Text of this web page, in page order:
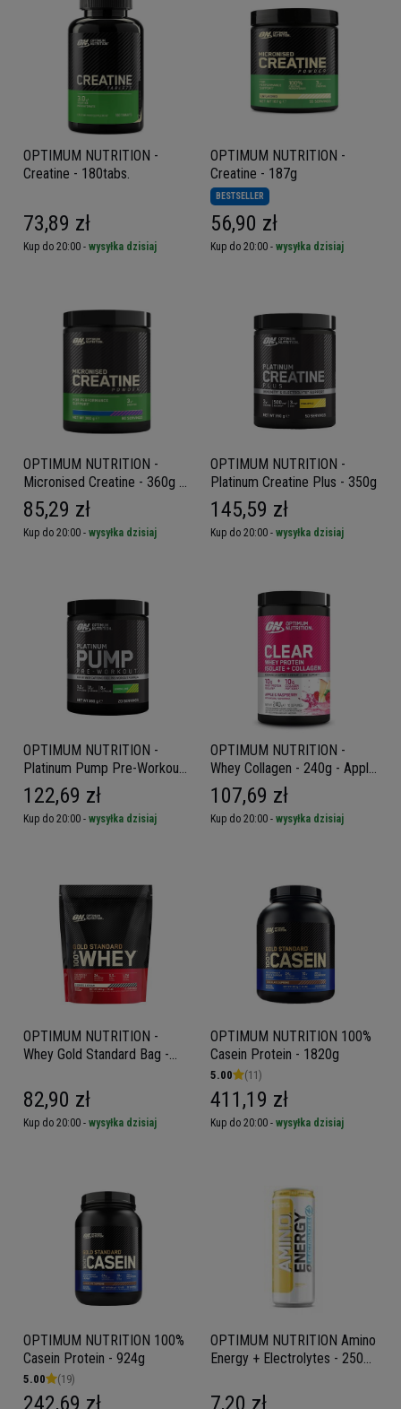
OPTIMUM NUTRITION -
Creatine - 180tabs.
73,89 zł
Kup do 20:00 - wysyłka dzisiaj
OPTIMUM NUTRITION -
Creatine - 187g
BESTSELLER
56,90 zł
Kup do 20:00 - wysyłka dzisiaj
OPTIMUM NUTRITION -
Micronised Creatine - 360g -
Fruit Punch
85,29 zł
Kup do 20:00 - wysyłka dzisiaj
OPTIMUM NUTRITION -
Platinum Creatine Plus - 350g
145,59 zł
Kup do 20:00 - wysyłka dzisiaj
OPTIMUM NUTRITION -
Platinum Pump Pre-Workout
- 380g
122,69 zł
Kup do 20:00 - wysyłka dzisiaj
OPTIMUM NUTRITION -
Whey Collagen - 240g - Apple
Raspberry
107,69 zł
Kup do 20:00 - wysyłka dzisiaj
OPTIMUM NUTRITION -
Whey Gold Standard Bag -
82,90 zł
Kup do 20:00 - wysyłka dzisiaj
OPTIMUM NUTRITION 100%
Casein Protein - 1820g
5.00 (11)
411,19 zł
Kup do 20:00 - wysyłka dzisiaj
OPTIMUM NUTRITION 100%
Casein Protein - 924g
5.00 (19)
242,69 zł
OPTIMUM NUTRITION Amino
Energy + Electrolytes - 250ml
7,20 zł